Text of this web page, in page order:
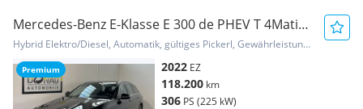
Premium
Mercedes-Benz E-Klasse E 300 de PHEV T 4Matic
Aut. Avantgarde * ACC *...
Hybrid Elektro/Diesel, Automatik, gültiges Pickerl, Gewährleistung, Garantie
2022 EZ
118.200 km
306 PS (225 kW)